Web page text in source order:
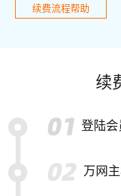
续费流程帮助
续
登陆
万网